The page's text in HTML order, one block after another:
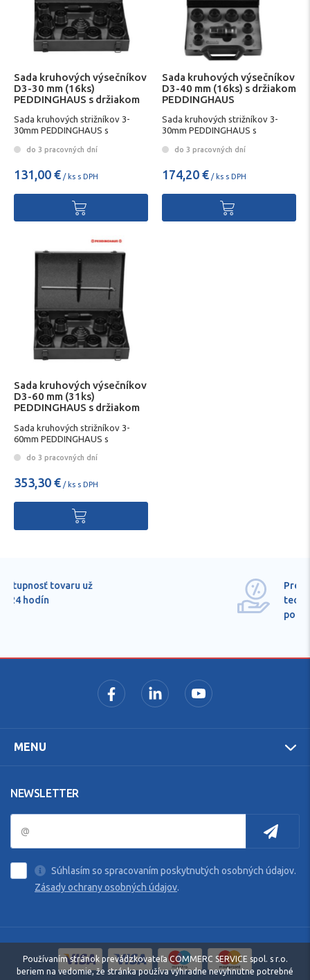
Sada kruhových výsečníkov
D3-30 mm (16ks)
PEDDINGHAUS s držiakom
Sada kruhových strižníkov 3-
30mm PEDDINGHAUS s
do 3 pracovných dní
131,00 € / ks s DPH
Sada kruhových výsečníkov
D3-40 mm (16ks) s držiakom
PEDDINGHAUS
Sada kruhových strižníkov 3-
30mm PEDDINGHAUS s
do 3 pracovných dní
174,20 € / ks s DPH
Sada kruhových výsečníkov
D3-60 mm (31ks)
PEDDINGHAUS s držiakom
Sada kruhových strižníkov 3-
60mm PEDDINGHAUS s
do 3 pracovných dní
353,30 € / ks s DPH
MENU
NEWSLETTER
Súhlasím so spracovaním poskytnutých osobných údajov.
Zásady ochrany osobných údajov.
Používaním stránok prevádzkovateľa COMMERC SERVICE spol. s r.o.
beriem na vedomie, že stránka používa výhradne nevyhnutne potrebné